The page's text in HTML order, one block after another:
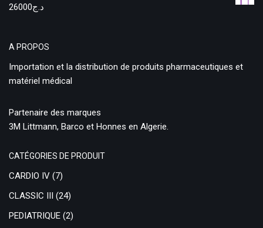
د.ج26000
A PROPOS
Importation et la distribution de produits pharmaceutiques et
matériel médical
Partenaire des marques
3M Littmann, Barco et Honnes en Algerie.
CATÉGORIES DE PRODUIT
CARDIO IV (7)
CLASSIC III (24)
PEDIATRIQUE (2)